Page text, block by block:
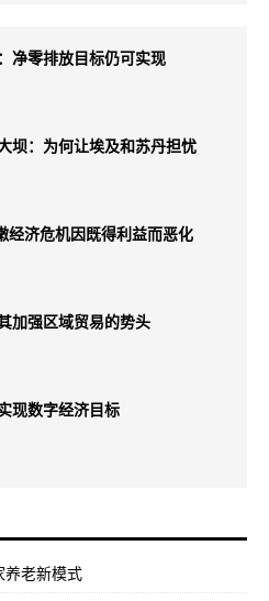
净零排放目标仍可实现
坝：为何让埃及和苏丹担忧
经济危机因既得利益而恶化
加强区域贸易的势头
现数字经济目标
养老新模式